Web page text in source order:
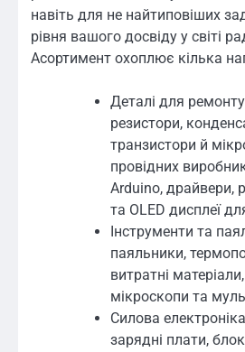
навіть для не найтиповіших
рівня вашого досвіду у світі
Асортимент охоплює кілька
Деталі для
резистори,
транзистори й
провідних
Arduino, драйвери,
та OLED дисплеї
Інструменти та
паяльники,
витратні
мікроскопи та
Силова
зарядні плати,